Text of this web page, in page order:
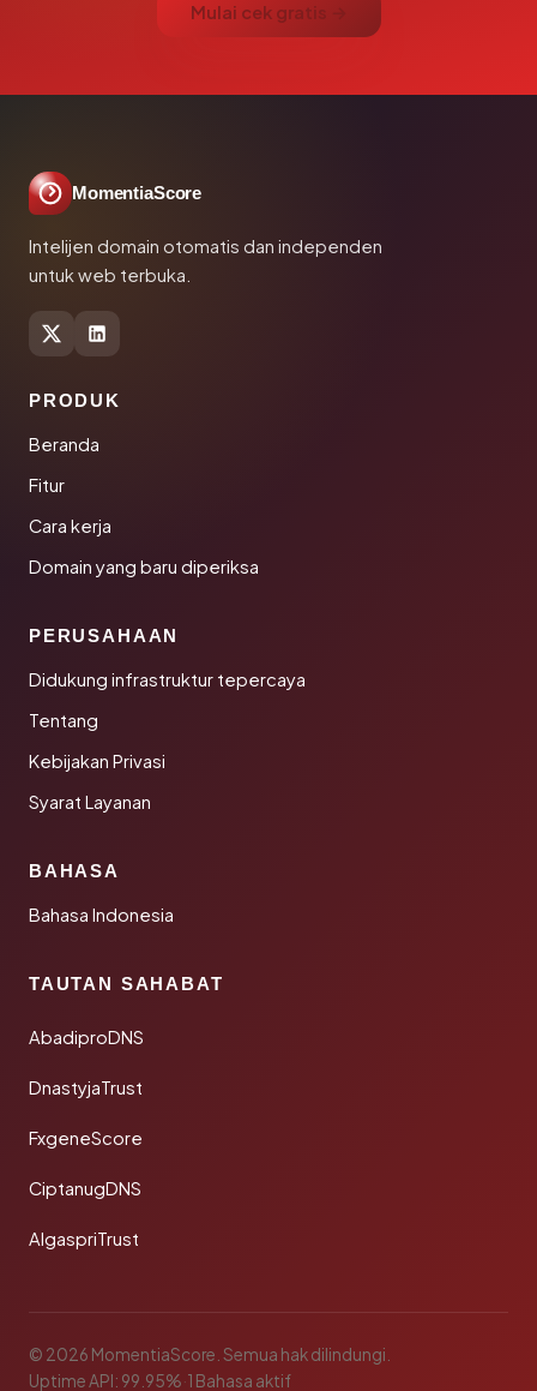
Mulai cek gratis →
MomentiaScore
Intelijen domain otomatis dan independen
untuk web terbuka.
PRODUK
Beranda
Fitur
Cara kerja
Domain yang baru diperiksa
PERUSAHAAN
Didukung infrastruktur tepercaya
Tentang
Kebijakan Privasi
Syarat Layanan
BAHASA
Bahasa Indonesia
TAUTAN SAHABAT
AbadiproDNS
DnastyjaTrust
FxgeneScore
CiptanugDNS
AlgaspriTrust
© 2026 MomentiaScore. Semua hak dilindungi.
Uptime API: 99.95%·1 Bahasa aktif